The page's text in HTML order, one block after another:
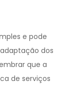
e pode
dos
que a
de serviços